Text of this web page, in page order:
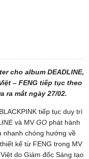
cho album DEADLINE,
– FENG tiếp tục theo
ra mắt ngày 27/02.
BLACKPINK tiếp tục duy trì
và MV GO phát hành
nhanh chóng hướng về
kế từ FENG trong MV
do Giám đốc Sáng tạo